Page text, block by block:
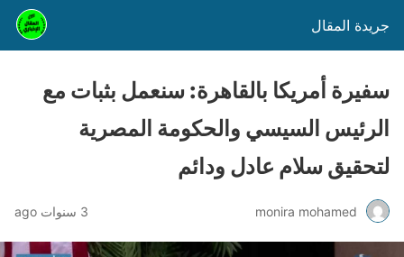
جريدة المقال
سفيرة أمريكا بالقاهرة: سنعمل بثبات مع
الرئيس السيسي والحكومة المصرية
لتحقيق سلام عادل ودائم
monira mohamed 3 سنوات ago